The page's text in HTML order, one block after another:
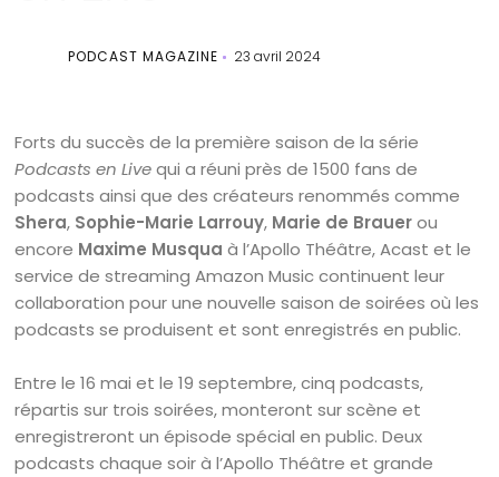
PODCAST MAGAZINE 23 avril 2024
Forts du succès de la première saison de la série
Podcasts en Livequi a réuni près de 1500 fans de
podcasts ainsi que des créateurs renommés comme
Shera, Sophie-Marie Larrouy, Marie de Brauerou
encore Maxime Musqua à l’Apollo Théâtre, Acast et le
service de streaming Amazon Music continuent leur
collaboration pour une nouvelle saison de soirées où les
podcasts se produisent et sont enregistrés en public.
Entre le 16 mai et le 19 septembre, cinq podcasts,
répartis sur trois soirées, monteront sur scène et
enregistreront un épisode spécial en public. Deux
podcasts chaque soir à l’Apollo Théâtre et grande